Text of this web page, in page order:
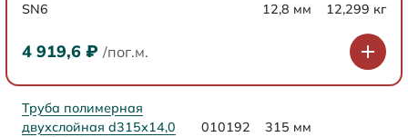
SN6 12,8 мм 12,299 кг
4 919,6 ₽ /пог.м.
Труба полимерная
двухслойная d315х14,0
010192 315 мм